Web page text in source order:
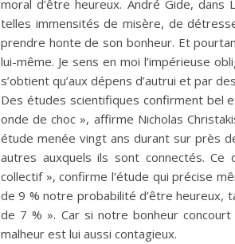
moral d’être heureux. André Gide,
telles immensités de misère, de
prendre honte de son bonheur. Et
lui-même. Je sens en moi l’impérieuse
s’obtient qu’aux dépens d’autrui et par
Des études scientifiques confirment bel
onde de choc », affirme Nicholas
étude menée vingt ans durant sur près
autres auxquels ils sont connectés.
collectif », confirme l’étude qui précise
de 9 % notre probabilité d’être heureux,
de 7 % ». Car si notre bonheur
malheur est lui aussi contagieux.